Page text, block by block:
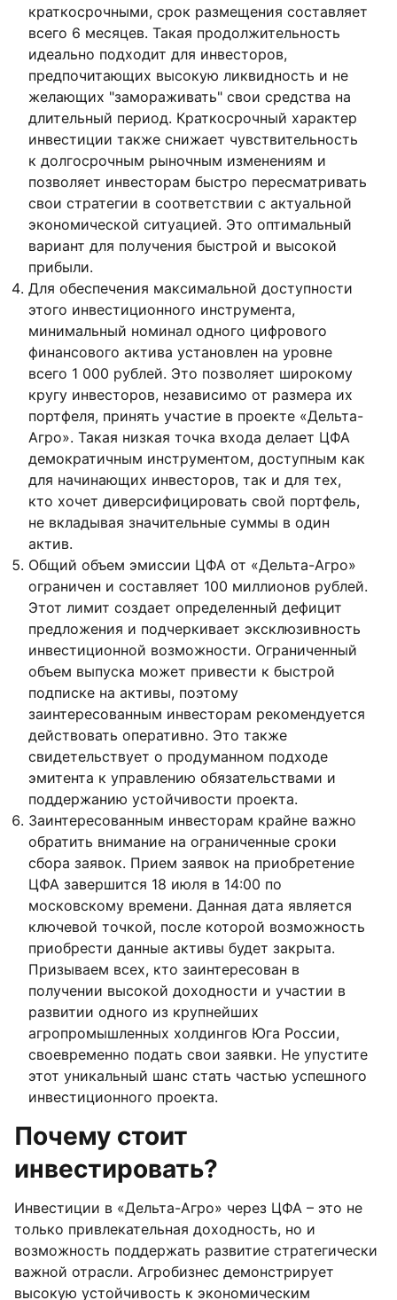
краткосрочными, срок размещения составляет
всего 6 месяцев. Такая продолжительность
идеально подходит для инвесторов,
предпочитающих высокую ликвидность и не
желающих "замораживать" свои средства на
длительный период. Краткосрочный характер
инвестиции также снижает чувствительность
к долгосрочным рыночным изменениям и
позволяет инвесторам быстро пересматривать
свои стратегии в соответствии с актуальной
экономической ситуацией. Это оптимальный
вариант для получения быстрой и высокой
прибыли.
Для обеспечения максимальной доступности
этого инвестиционного инструмента,
минимальный номинал одного цифрового
финансового актива установлен на уровне
всего 1 000 рублей. Это позволяет широкому
кругу инвесторов, независимо от размера их
портфеля, принять участие в проекте «Дельта-
Агро». Такая низкая точка входа делает ЦФА
демократичным инструментом, доступным как
для начинающих инвесторов, так и для тех,
кто хочет диверсифицировать свой портфель,
не вкладывая значительные суммы в один
актив.
Общий объем эмиссии ЦФА от «Дельта-Агро»
ограничен и составляет 100 миллионов рублей.
Этот лимит создает определенный дефицит
предложения и подчеркивает эксклюзивность
инвестиционной возможности. Ограниченный
объем выпуска может привести к быстрой
подписке на активы, поэтому
заинтересованным инвесторам рекомендуется
действовать оперативно. Это также
свидетельствует о продуманном подходе
эмитента к управлению обязательствами и
поддержанию устойчивости проекта.
Заинтересованным инвесторам крайне важно
обратить внимание на ограниченные сроки
сбора заявок. Прием заявок на приобретение
ЦФА завершится 18 июля в 14:00 по
московскому времени. Данная дата является
ключевой точкой, после которой возможность
приобрести данные активы будет закрыта.
Призываем всех, кто заинтересован в
получении высокой доходности и участии в
развитии одного из крупнейших
агропромышленных холдингов Юга России,
своевременно подать свои заявки. Не упустите
этот уникальный шанс стать частью успешного
инвестиционного проекта.
Почему стоит
инвестировать?
Инвестиции в «Дельта-Агро» через ЦФА – это не
только привлекательная доходность, но и
возможность поддержать развитие стратегически
важной отрасли. Агробизнес демонстрирует
высокую устойчивость к экономическим